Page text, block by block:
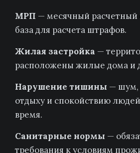
МРП — месячный расчетный
база для расчета штрафов.
Жилая застройка —
расположены жилые дома и
Нарушение тишины —
отдыху и спокойствию
время.
Санитарные нормы —
требования к условиям